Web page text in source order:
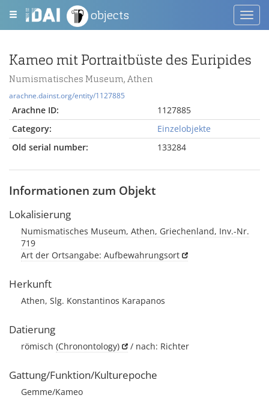
objects
Kameo mit Portraitbüste des Euripides
Numismatisches Museum, Athen
arachne.dainst.org/entity/1127885
Arachne ID:
1127885
Category:
Einzelobjekte
Old serial number:
133284
Informationen zum Objekt
Lokalisierung
Numismatisches Museum, Athen, Griechenland, Inv.-Nr.
719
Art der Ortsangabe: Aufbewahrungsort
Herkunft
Athen, Slg. Konstantinos Karapanos
Datierung
römisch (Chronontology) / nach: Richter
Gattung/Funktion/Kulturepoche
Gemme/Kameo